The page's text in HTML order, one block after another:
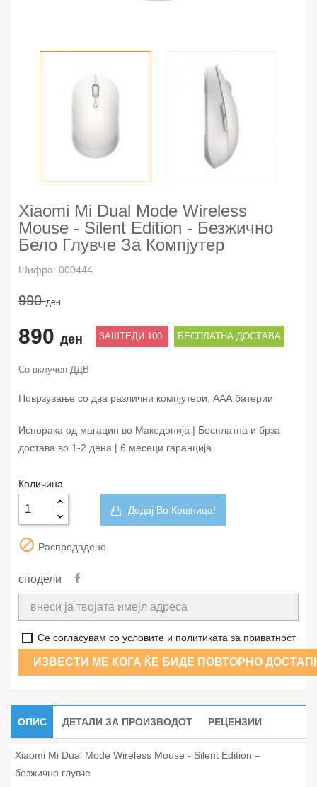
Xiaomi Mi Dual Mode Wireless
Mouse - Silent Edition - Безжично
Бело Глувче За Компјутер
Шифра: 000444
990ден
890 ден ЗАШТЕДИ 100 БЕСПЛАТНА ДОСТАВА
Со вклучен ДДВ
Поврзување со два различни компјутери, ААА батерии
Испорака од магацин во Македонија | Бесплатна и брза
достава во 1-2 дена | 6 месеци гаранција
Количина
Додај Во Кошница!
 Распродадено
сподели
Се согласувам со условите и политиката за приватност
ИЗВЕСТИ МЕ КОГА ЌЕ БИДЕ ПОВТОРНО
ОПИС ДЕТАЛИ ЗА ПРОИЗВОДОТ РЕЦЕНЗИИ
Xiaomi Mi Dual Mode Wireless Mouse - Silent Edition –
безжично глувче